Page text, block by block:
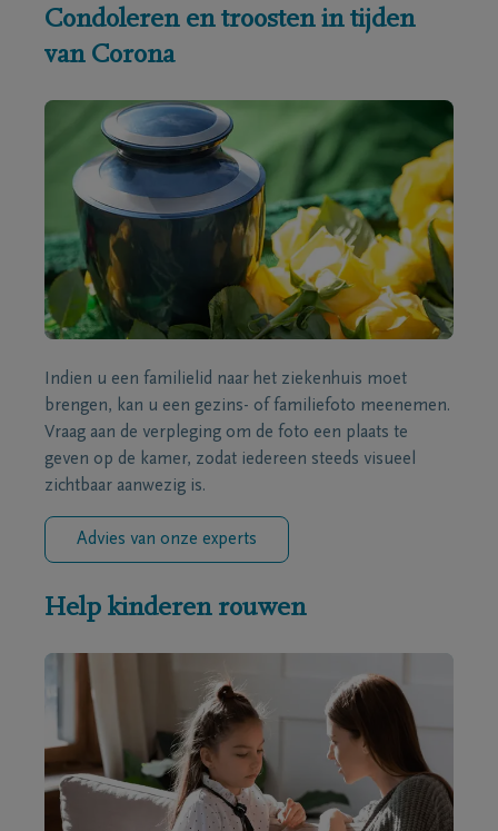
Condoleren en troosten in tijden
van Corona
Indien u een familielid naar het ziekenhuis moet
brengen, kan u een gezins- of familiefoto meenemen.
Vraag aan de verpleging om de foto een plaats te
geven op de kamer, zodat iedereen steeds visueel
zichtbaar aanwezig is.
Advies van onze experts
Help kinderen rouwen